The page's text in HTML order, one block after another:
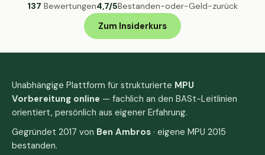
137 Bewertungen4,7/5Bestanden-oder-Geld-zurück
Zum Insiderkurs
Unabhängige Plattform für strukturierte MPU
Vorbereitung online — fachlich an den BASt-Leitlinien
orientiert, persönlich aus eigener Erfahrung.
Gegründet 2017 von Ben Ambros · eigene MPU 2015
bestanden.